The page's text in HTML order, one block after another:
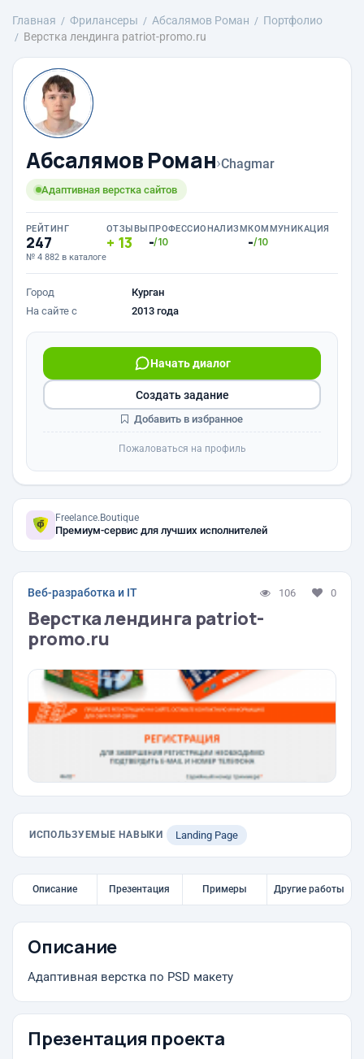
Главная Фрилансеры Абсалямов Роман
Портфолио
Верстка лендинга patriot-promo.ru
Абсалямов Роман›Chagmar
Адаптивная верстка сайтов
РЕЙТИНГ
247
№ 4 882 в каталоге
ОТЗЫВЫ
13
ПРОФЕССИОНАЛИЗМ
-/10
КОММУНИКАЦИЯ
-/10
Город
Курган
На сайте с
2013 года
Начать диалог
Создать задание
Добавить в избранное
Пожаловаться на профиль
Freelance.Boutique
Премиум-сервис для лучших исполнителей
Веб-разработка и IT 106 0
Верстка лендинга patriot-
promo.ru
ИСПОЛЬЗУЕМЫЕ НАВЫКИ Landing Page
Описание Презентация Примеры Другие работы
Описание
Адаптивная верстка по PSD макету
Презентация проекта